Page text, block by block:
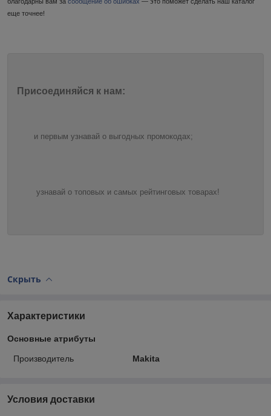
еще точнее!
Присоединяйся к нам:
и первым узнавай о выгодных промокодах;
узнавай о топовых и самых рейтинговых товарах!
Скрыть
Характеристики
Основные атрибуты
Производитель Makita
Условия доставки